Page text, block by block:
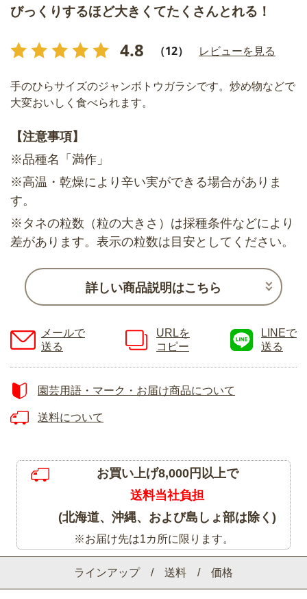
びっくりするほど大きくてたくさんとれる！
4.8 （12） レビューを見る
ラインアップ / 送料 / 価格
手のひらサイズのジャンボトウガラシです。炒め物などで
大変おいしく食べられます。
【注意事項】
※品種名「満作」
※高温・乾燥により辛い実ができる場合がありま
す。
※タネの粒数（粒の大きさ）は採種条件などにより
差があります。表示の粒数は目安としてください。
詳しい商品説明はこちら
メールで
送る
URLを
コピー
LINEで
送る
園芸用語・マーク・お届け商品について
送料について
お買い上げ8,000円以上で
送料当社負担
(北海道、沖縄、および島しょ部は除く)
※お届け先は1カ所に限ります。